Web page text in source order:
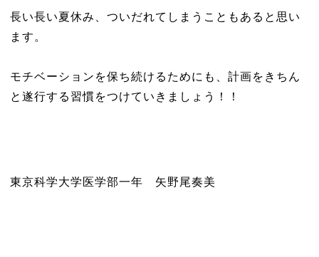
長い長い夏休み、ついだれてしまうこともあると思い
ます。
モチベーションを保ち続けるためにも、計画をきちん
と遂行する習慣をつけていきましょう！！
東京科学大学医学部一年 矢野尾奏美